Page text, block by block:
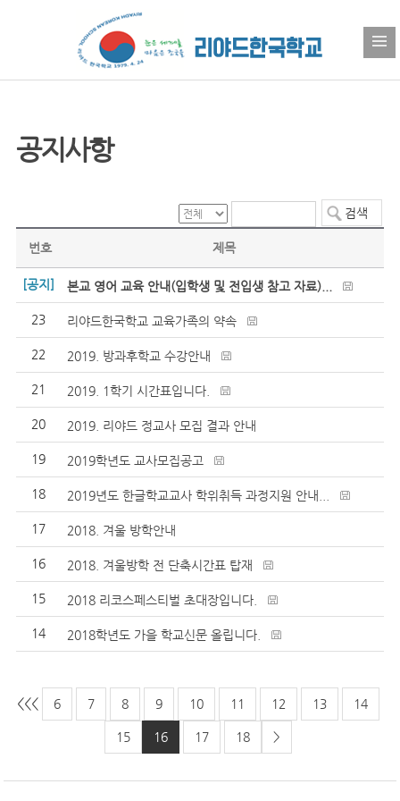
공지사항
번호 제목
[공지] 본교 영어 교육 안내(입학생 및 전입생 참고 자료)...
23 리야드한국학교 교육가족의 약속
22 2019. 방과후학교 수강안내
21 2019. 1학기 시간표입니다.
20 2019. 리야드 정교사 모집 결과 안내
19 2019학년도 교사모집공고
18 2019년도 한글학교교사 학위취득 과정지원 안내...
17 2018. 겨울 방학안내
16 2018. 겨울방학 전 단축시간표 탑재
15 2018 리코스페스티벌 초대장입니다.
14 2018학년도 가을 학교신문 올립니다.
<<< 6 7 8 9 10 11 12 13 14
15 16 17 18 >